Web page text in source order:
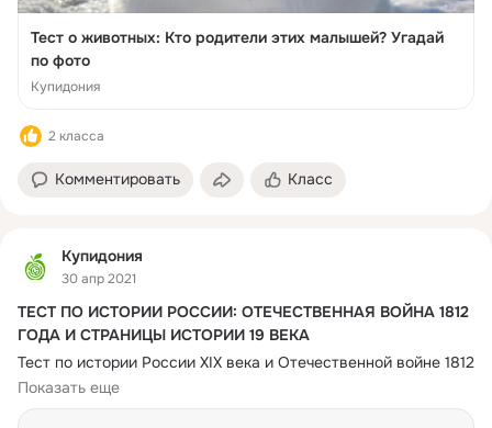
Тест о животных: Кто родители этих малышей? Угадай
по фото
Купидония
2 класса
Комментировать Класс
Купидония
30 апр 2021
ТЕСТ ПО ИСТОРИИ РОССИИ: ОТЕЧЕСТВЕННАЯ ВОЙНА 1812
ГОДА И СТРАНИЦЫ ИСТОРИИ 19 ВЕКА
Тест по истории России XIX века и Отечественной войне 1812
года, как одному из самых значимых событий этой эпохи.
Показать еще